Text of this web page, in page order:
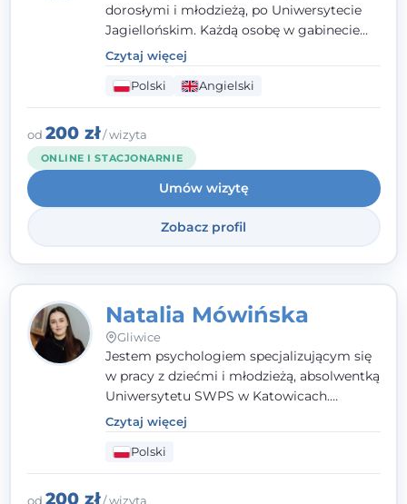
dorosłymi i młodzieżą, po Uniwersytecie
Jagiellońskim. Każdą osobę w gabinecie
traktuję jak osobną historię, którą poznaję,
budując relację opartą na zaufaniu i
empatii. Przyjmuję w Poradni Teraply.pl w
Gliwicach oraz online, po polsku i po
angielsku.
Czytaj więcej
Polski Angielski
od 200 zł/ wizyta
ONLINE I STACJONARNIE
Umów wizytę
Zobacz profil
Natalia Mówińska
Gliwice
Jestem psychologiem specjalizującym się
w pracy z dziećmi i młodzieżą, absolwentką
Uniwersytetu SWPS w Katowicach.
Prowadzę konsultacje oraz terapię
nastawioną na potrzeby dziecka i jego
rodziny. Najważniejsze jest dla mnie
stworzenie bezpiecznego miejsca, w
którym dziecko czuje się zauważone i
Czytaj więcej
Polski
od 200 zł/ wizyta